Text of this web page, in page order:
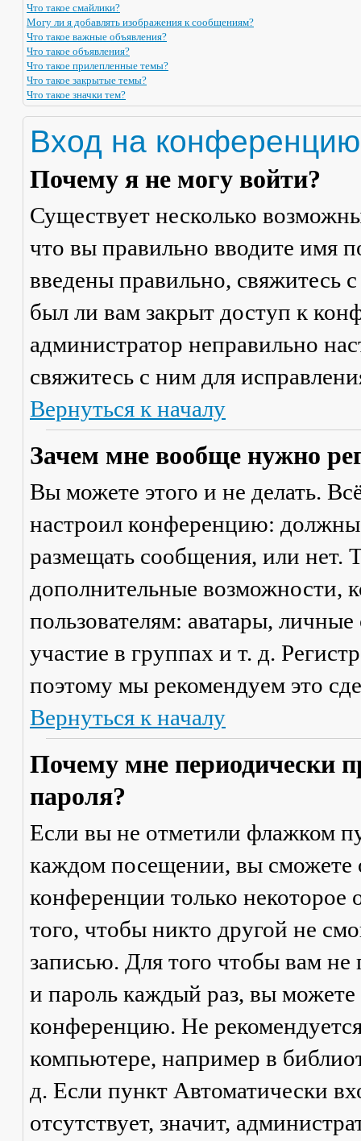
Что такое смайлики?
Могу ли я добавлять изображения к сообщениям?
Что такое важные объявления?
Что такое объявления?
Что такое прилепленные темы?
Что такое закрытые темы?
Что такое значки тем?
Вход на
Почему я не могу войти?
Существует несколько
что вы правильно вводите имя
введены правильно, свяжитесь
был ли вам закрыт доступ к
администратор неправильно
свяжитесь с ним для
Вернуться к началу
Зачем мне вообще нужно
Вы можете этого и не делать.
настроил конференцию: должны
размещать сообщения, или нет.
дополнительные возможности,
пользователям: аватары,
участие в группах и т. д.
поэтому мы рекомендуем это
Вернуться к началу
Почему мне периодически
пароля?
Если вы не отметили флажком
каждом посещении, вы сможете
конференции только некоторое
того, чтобы никто другой не
записью. Для того чтобы вам не
и пароль каждый раз, вы
конференцию. Не
компьютере, например в
д. Если пункт Автоматически
отсутствует, значит,